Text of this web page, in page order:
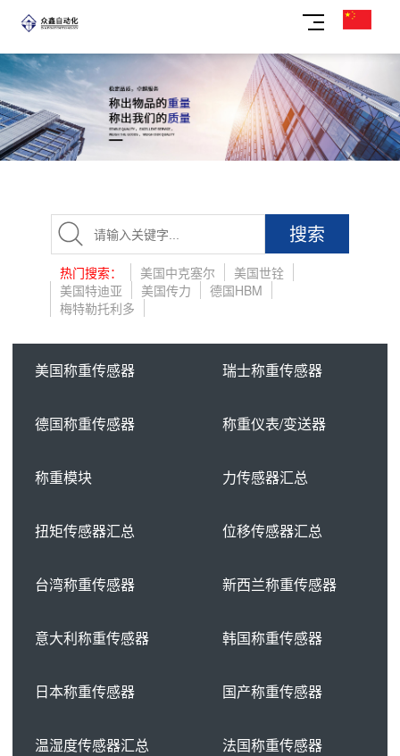
搜索
热门搜索： 美国中克塞尔
美国世铨
美国特迪亚
美国传力
德国HBM
梅特勒托利多
美国称重传感器 瑞士称重传感器
德国称重传感器 称重仪表/变送器
称重模块 力传感器汇总
扭矩传感器汇总 位移传感器汇总
台湾称重传感器 新西兰称重传感器
意大利称重传感器 韩国称重传感器
日本称重传感器 国产称重传感器
温湿度传感器汇总 法国称重传感器